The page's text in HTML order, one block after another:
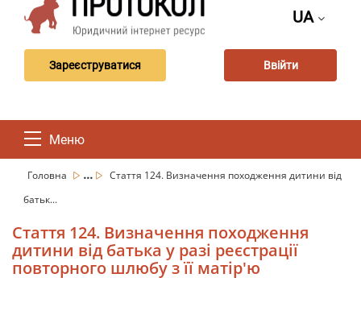
UA
Зареєструватися Ввійти
Меню
Головна ...
Стаття 124. Визначення походження дитини від
батьк...
Стаття 124. Визначення походження
дитини від батька у разі реєстрації
повторного шлюбу з її матір'ю